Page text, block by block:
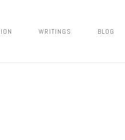
WRITINGS BLOG